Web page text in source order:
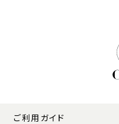
ご利用ガイド